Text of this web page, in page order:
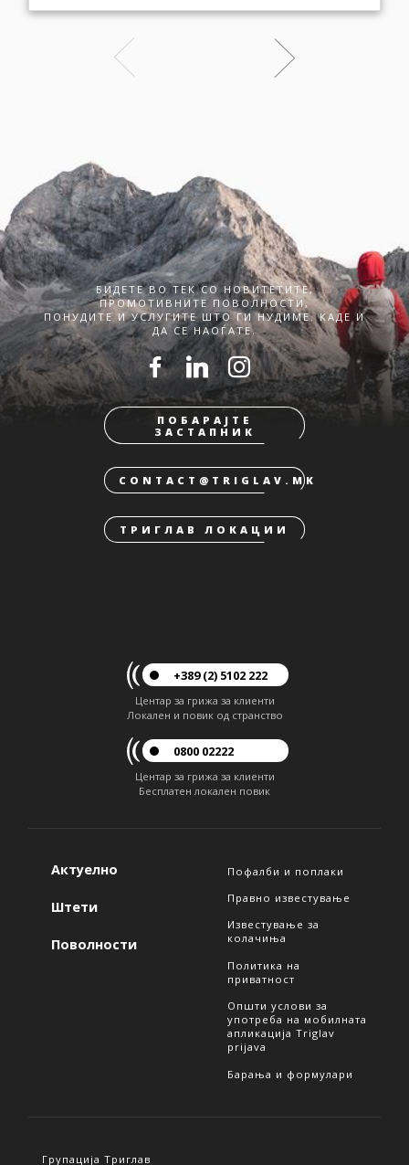
БИДЕТЕ ВО ТЕК СО НОВИТЕТИТЕ,
ПРОМОТИВНИТЕ ПОВОЛНОСТИ,
ПОНУДИТЕ И УСЛУГИТЕ ШТО ГИ НУДИМЕ. КАДЕ И
ДА СЕ НАОЃАТЕ.
ПОБАРАЈТЕ
ЗАСТАПНИК
CONTACT@TRIGLAV.MK
ТРИГЛАВ ЛОКАЦИИ
+389 (2) 5102 222
Центар за грижа за клиенти
Локален и повик од странство
0800 02222
Центар за грижа за клиенти
Бесплатен локален повик
Актуелно
Штети
Поволности
Пофалби и поплаки
Правно известување
Известување за
колачиња
Политика на
приватност
Општи услови за
употреба на мобилната
апликација Triglav
prijava
Барања и формулари
Групација Триглав